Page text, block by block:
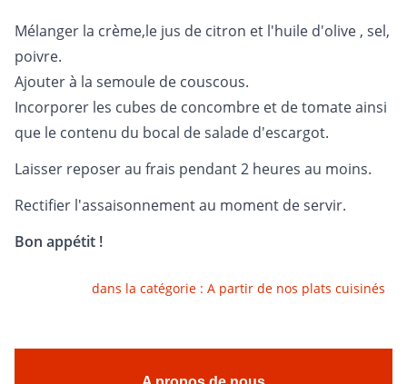
Mélanger la crème,le jus de citron et l'huile d'olive , sel,
poivre.
Ajouter à la semoule de couscous.
Incorporer les cubes de concombre et de tomate ainsi
que le contenu du bocal de salade d'escargot.
Laisser reposer au frais pendant 2 heures au moins.
Rectifier l'assaisonnement au moment de servir.
Bon appétit !
dans la catégorie : A partir de nos plats cuisinés